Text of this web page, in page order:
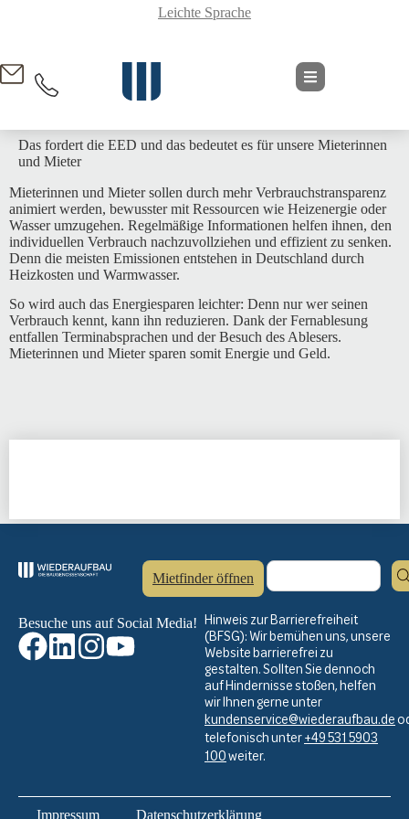
Leichte Sprache
Das fordert die EED und das bedeutet es für unsere Mieterinnen
und Mieter
Mieterinnen und Mieter sollen durch mehr Verbrauchstransparenz
animiert werden, bewusster mit Ressourcen wie Heizenergie oder
Wasser umzugehen. Regelmäßige Informationen helfen ihnen, den
individuellen Verbrauch nachzuvollziehen und effizient zu senken.
Denn die meisten Emissionen entstehen in Deutschland durch
Heizkosten und Warmwasser.
So wird auch das Energiesparen leichter: Denn nur wer seinen
Verbrauch kennt, kann ihn reduzieren. Dank der Fernablesung
entfallen Terminabsprachen und der Besuch des Ablesers.
Mieterinnen und Mieter sparen somit Energie und Geld.
Mietfinder öffnen
Besuche uns auf Social Media! Hinweis zur Barrierefreiheit
(BFSG): Wir bemühen uns, unsere
Website barrierefrei zu
gestalten. Sollten Sie dennoch
auf Hindernisse stoßen, helfen
wir Ihnen gerne unter
kundenservice@wiederaufbau.de
telefonisch unter+49 531 5903
100weiter.
Impressum Datenschutzerklärung